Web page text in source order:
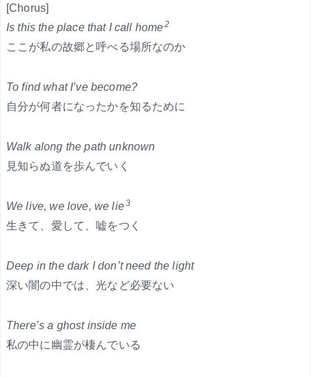
[Chorus]
Is this the place that I call home2
ここが私の故郷と呼べる場所なのか
To find what I’ve become?
自分が何者になったかを知るために
Walk along the path unknown
見知らぬ道を歩んでいく
We live, we love, we lie3
生きて、愛して、嘘をつく
Deep in the dark I don’t need the light
深い闇の中では、光など必要ない
There’s a ghost inside me
私の中に幽霊が棲んでいる